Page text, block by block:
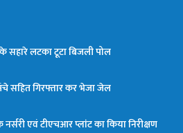
सहारे लटका टूटा बिजली पोल
सहित गिरफ्तार कर भेजा जेल
एवं टीएचआर प्लांट का किया निरीक्षण